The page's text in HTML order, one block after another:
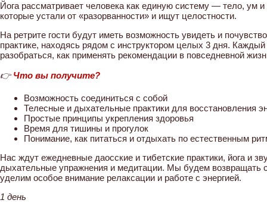
Йога рассматривает человека как единую систему — тело, ум
которые устали от «разорванности» и ищут целостности.
На ретрите гости будут иметь возможность увидеть и
практике, находясь рядом с инструктором целых 3 дня.
разобраться, как применять рекомендации в повседневной
👉Что вы получите?
Возможность соединиться с собой
Телесные и дыхательные практики для восстановления
Простые принципы укрепления здоровья
Время для тишины и прогулок
Понимание, как питаться и отдыхать по естественным
Нас ждут ежедневные даосские и тибетские практики, йога и
дыхательные упражнения и медитации. Мы будем возвращать
уделим особое внимание релаксации и работе с энергией.
1 день